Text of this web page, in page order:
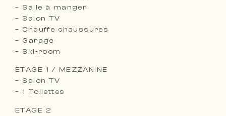
– Salle à manger
– Salon TV
– Chauffe chaussures
– Garage
– Ski-room
ETAGE 1 / MEZZANINE
– Salon TV
– 1 Toilettes
ETAGE 2